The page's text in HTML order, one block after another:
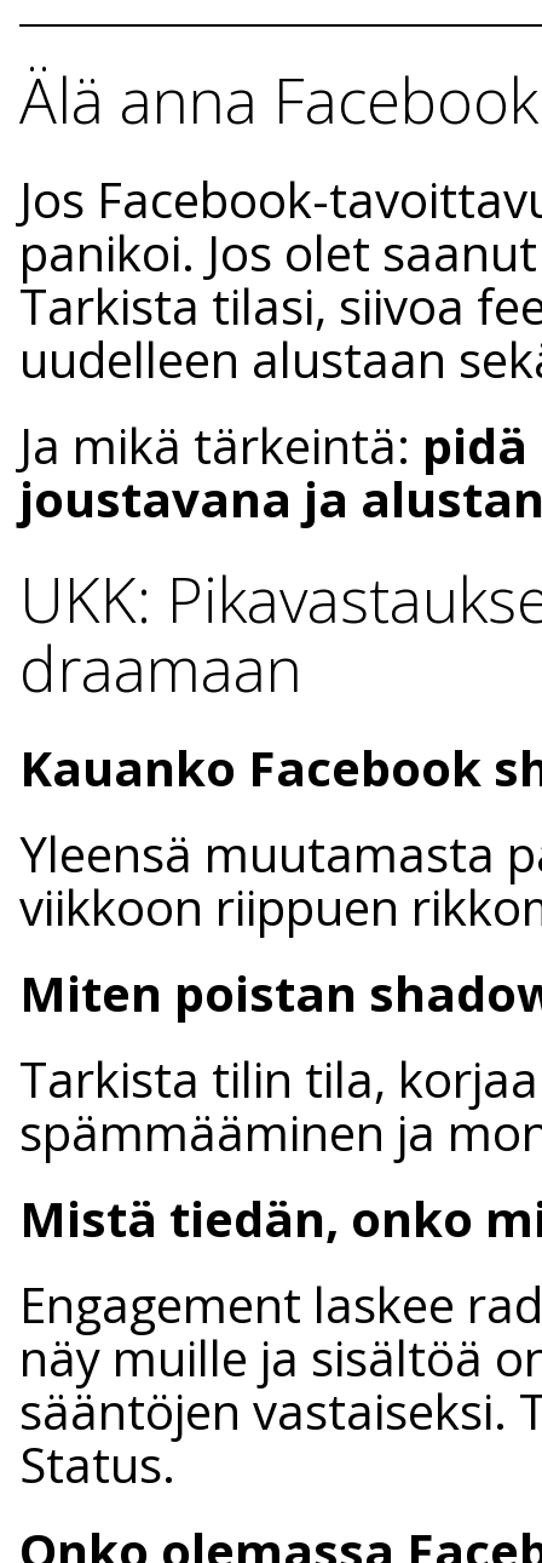
Älä anna
Jos Facebook-
panikoi. Jos olet
Tarkista tilasi, siivoa
uudelleen alustaan
Ja mikä tärkeintä:
joustavana ja
UKK:
draamaan
Kauanko Facebook
Yleensä muutamasta
viikkoon riippuen
Miten poistan
Tarkista tilin tila,
spämmääminen ja
Mistä tiedän, onko
Engagement laskee
näy muille ja sisältöä
sääntöjen vastaiseksi.
Status.